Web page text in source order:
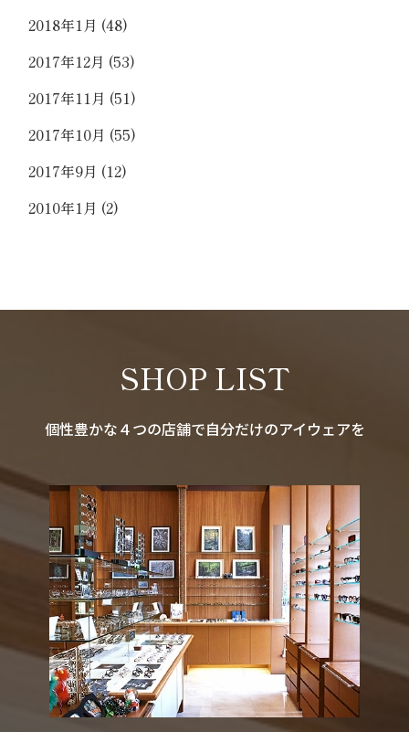
2018年1月 (48)
2017年12月 (53)
2017年11月 (51)
2017年10月 (55)
2017年9月 (12)
2010年1月 (2)
SHOP LIST
個性豊かな４つの店舗で自分だけのアイウェアを